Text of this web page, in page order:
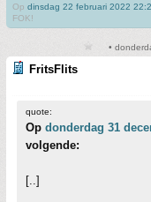
Op dinsdag 22 februari 2022
FOK!
•
FritsFlits
quote:
Op donderdag 31
volgende:
[..]